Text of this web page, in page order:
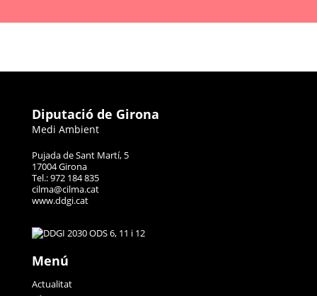
Diputació de Girona
Medi Ambient
Pujada de Sant Martí, 5
17004 Girona
Tel.: 972 184 835
cilma@cilma.cat
www.ddgi.cat
Menú
Actualitat